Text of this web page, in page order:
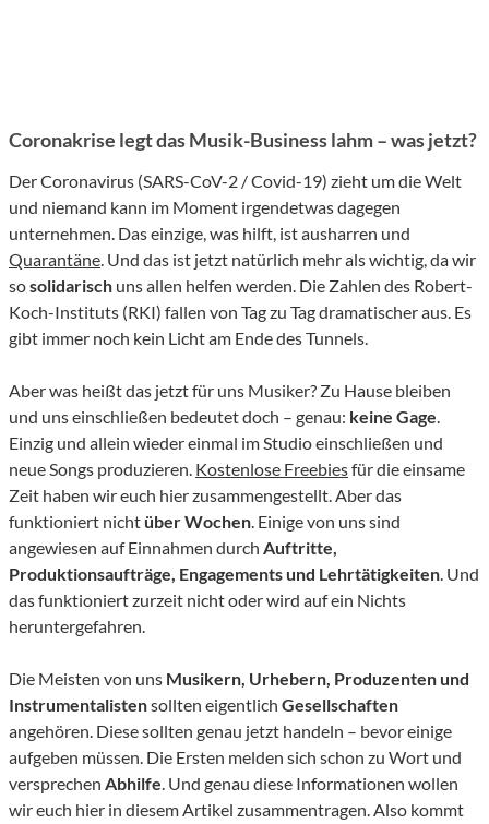
Coronakrise legt das Musik-Business lahm – was jetzt?
Der Coronavirus (SARS-CoV-2 / Covid-19) zieht um die Welt
und niemand kann im Moment irgendetwas dagegen
unternehmen. Das einzige, was hilft, ist ausharren und
Quarantäne. Und das ist jetzt natürlich mehr als wichtig, da wir
sosolidarisch uns allen helfen werden. Die Zahlen des Robert-
Koch-Instituts (RKI) fallen von Tag zu Tag dramatischer aus. Es
gibt immer noch kein Licht am Ende des Tunnels.
Aber was heißt das jetzt für uns Musiker? Zu Hause bleiben
und uns einschließen bedeutet doch – genau: keine Gage.
Einzig und allein wieder einmal im Studio einschließen und
neue Songs produzieren. Kostenlose Freebiesfür die einsame
Zeit haben wir euch hier zusammengestellt. Aber das
funktioniert nicht über Wochen. Einige von uns sind
angewiesen auf Einnahmen durch Auftritte,
Produktionsaufträge, Engagements und Lehrtätigkeiten. Und
das funktioniert zurzeit nicht oder wird auf ein Nichts
heruntergefahren.
Die Meisten von uns Musikern, Urhebern, Produzenten und
Instrumentalistensollten eigentlich Gesellschaften
angehören. Diese sollten genau jetzt handeln – bevor einige
aufgeben müssen. Die Ersten melden sich schon zu Wort und
versprechen Abhilfe. Und genau diese Informationen wollen
wir euch hier in diesem Artikel zusammentragen. Also kommt